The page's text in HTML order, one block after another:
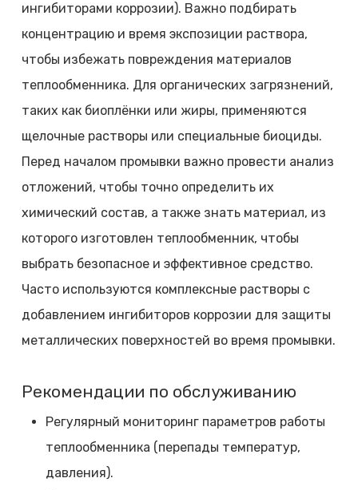
ингибиторами коррозии). Важно подбирать
концентрацию и время экспозиции раствора,
чтобы избежать повреждения материалов
теплообменника. Для органических загрязнений,
таких как биоплёнки или жиры, применяются
щелочные растворы или специальные биоциды.
Перед началом промывки важно провести анализ
отложений, чтобы точно определить их
химический состав, а также знать материал, из
которого изготовлен теплообменник, чтобы
выбрать безопасное и эффективное средство.
Часто используются комплексные растворы с
добавлением ингибиторов коррозии для защиты
металлических поверхностей во время промывки.
Рекомендации по обслуживанию
Регулярный мониторинг параметров работы
теплообменника (перепады температур,
давления).